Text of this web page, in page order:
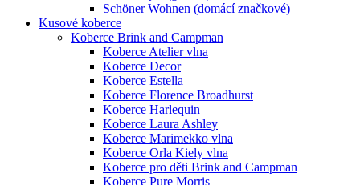
Schöner Wohnen (domácí značkové)
Kusové koberce
Koberce Brink and Campman
Koberce Atelier vlna
Koberce Decor
Koberce Estella
Koberce Florence Broadhurst
Koberce Harlequin
Koberce Laura Ashley
Koberce Marimekko vlna
Koberce Orla Kiely vlna
Koberce pro děti Brink and Campman
Koberce Pure Morris